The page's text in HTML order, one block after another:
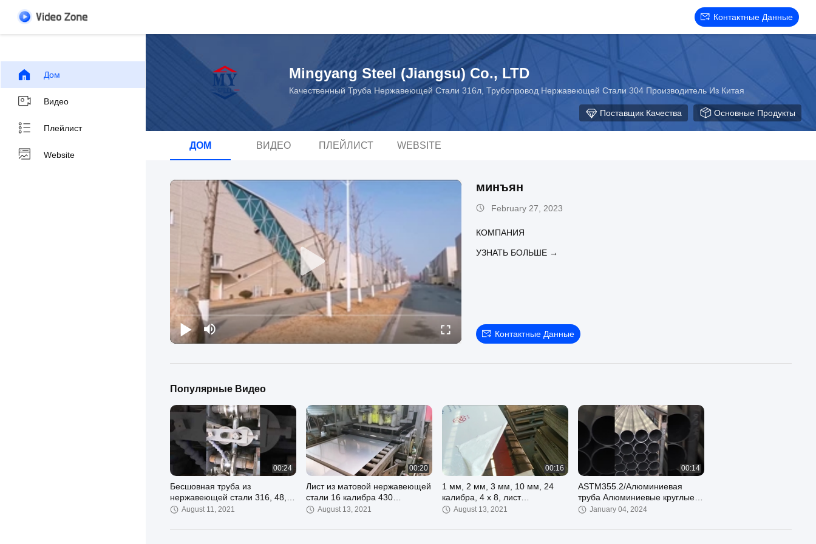
Контактные Данные
Дом
Видео
Плейлист
Website
Mingyang Steel (Jiangsu) Co., LTD
Качественный Труба Нержавеющей Стали 316л, Трубопровод Нержавеющей Стали 304 Производитель Из Китая
Поставщик Качества Основные Продукты
ДОМ ВИДЕО ПЛЕЙЛИСТ WEBSITE
минъян
February 27, 2023
КОМПАНИЯ
УЗНАТЬ БОЛЬШЕ →
Контактные Данные
Популярные Видео
00:24
Бесшовная труба из
нержавеющей стали 316, 48,3
мм, 42,4 мм, 45 мм,
нержавеющей стали
August 11, 2021
00:20
Лист из матовой нержавеющей
стали 16 калибра 430
толщиной 1 мм, № 4,
August 13, 2021
00:16
1 мм, 2 мм, 3 мм, 10 мм, 24
калибра, 4 х 8, лист
нержавеющей стали,
August 13, 2021
00:14
ASTM355.2/Алюминиевая
труба Алюминиевые круглые
трубы 6063 t5 6061 t6
January 04, 2024